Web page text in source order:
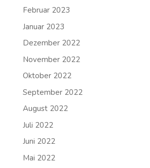
Februar 2023
Januar 2023
Dezember 2022
November 2022
Oktober 2022
September 2022
August 2022
Juli 2022
Juni 2022
Mai 2022